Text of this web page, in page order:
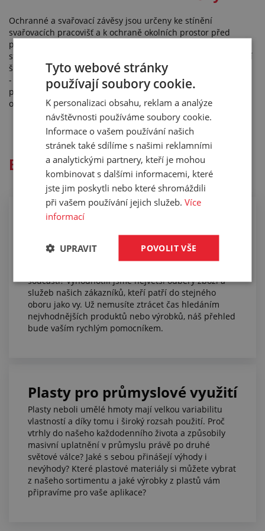
Ochranné a svařovací závěsy jsou určeny ke stínění
svařovacích pracovišť a k ochraně okolních prostor před
průnikem prachu, zářivé energie svařovacího oblouku i
stékajících kapalin ze sousedních výrobních provozů. Pohlcují
škodlivé záření ze svařování. Splňují normu ČSN EN 1598
- Ochrana zdraví a bezpečnost práce při svařování a
příbuzných procesech – Průsvitné závěsy, pásy a zástěny pro
obloukové svařování.
Blog a poradna
Dodáváme pro zbrojní
průmysl
Dodáváte své výrobky do obranného nebo
součástí? Vyhodnotili jsme největší odběry zboží a
služeb našich zákazníků, kteří patří do stejného
oboru jako vy. Už nemusíte ztrácet čas hledáním
nejvhodnějších produktů nebo výrobků, náš přehled
bude vaším rychlým pomocníkem.
Plasty pro průmyslové využití
Plasty neboli umělé hmoty mají velkou variabilitu
vlastností a díky tomu i široký rozsah použití. Proč
vtrhly do našeho každodenního života a způsobily
masivní uplatnění v průmyslu právě po druhé
světové válce? Jaké s sebou přinášejí výhody i
nevýhody? Které plastové materiály si můžete vybrat
z našeho sortimentu a jaké výrobky z plastů vám
připravíme pro vaše aplikace?
Tyto webové stránky
používají soubory cookie.
K personalizaci obsahu, reklam a analýze
návštěvnosti používáme soubory cookie.
Informace o vašem používání našich
stránek také sdílíme s našimi reklamními
a analytickými partnery, kteří je mohou
kombinovat s dalšími informacemi, které
jste jim poskytli nebo které shromáždili
při vašem používání jejich služeb.Více
informací
POVOLIT VŠE
UPRAVIT